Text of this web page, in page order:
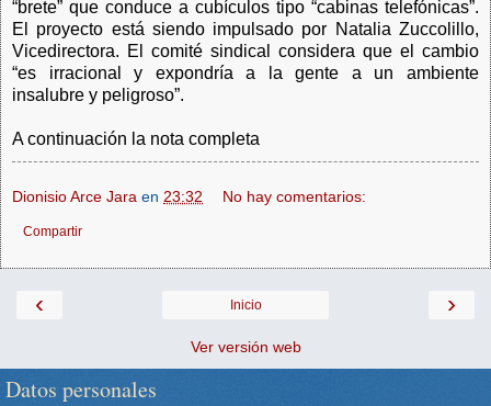
“brete” que conduce a cubículos tipo “cabinas telefónicas”.
El proyecto está siendo impulsado por Natalia Zuccolillo,
Vicedirectora. El comité sindical considera que el cambio
“es irracional y expondría a la gente a un ambiente
insalubre y peligroso”.
A continuación la nota completa
Dionisio Arce Jara en 23:32 No hay comentarios:
Compartir
‹ ›
Inicio
Ver versión web
Datos personales